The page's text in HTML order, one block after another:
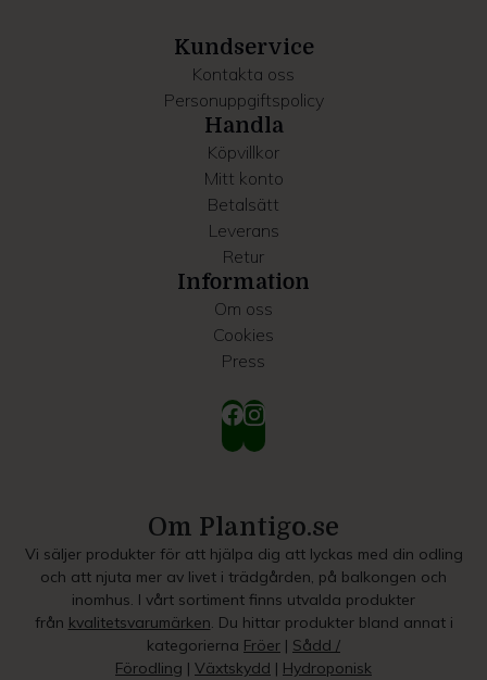
Kundservice
Kontakta oss
Personuppgiftspolicy
Handla
Köpvillkor
Mitt konto
Betalsätt
Leverans
Retur
Information
Om oss
Cookies
Press
Om Plantigo.se
Vi säljer produkter för att hjälpa dig att lyckas med din odling
och att njuta mer av livet i trädgården, på balkongen och
inomhus. I vårt sortiment finns utvalda produkter
från kvalitetsvarumärken. Du hittar produkter bland annat i
kategorierna Fröer | Sådd /
Förodling | Växtskydd | Hydroponisk